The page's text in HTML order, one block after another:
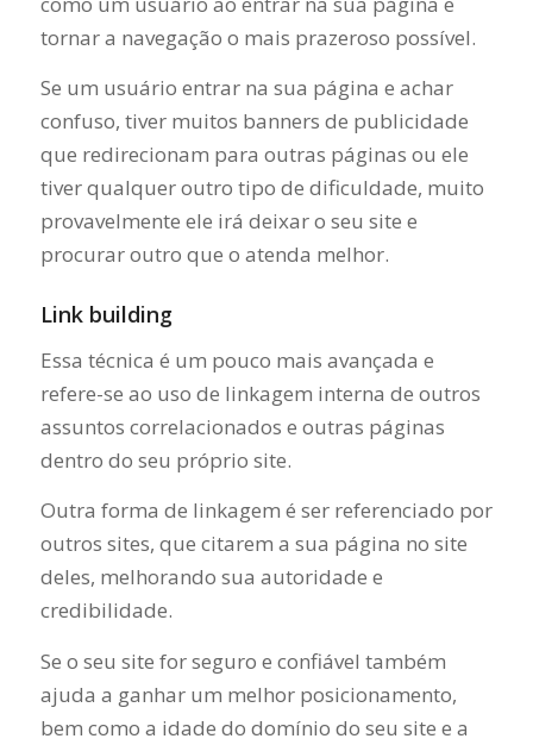
tornar a navegação o mais prazeroso possível.
Se um usuário entrar na sua página e achar
confuso, tiver muitos banners de publicidade
que redirecionam para outras páginas ou ele
tiver qualquer outro tipo de dificuldade, muito
provavelmente ele irá deixar o seu site e
procurar outro que o atenda melhor.
Link building
Essa técnica é um pouco mais avançada e
refere-se ao uso de linkagem interna de outros
assuntos correlacionados e outras páginas
dentro do seu próprio site.
Outra forma de linkagem é ser referenciado por
outros sites, que citarem a sua página no site
deles, melhorando sua autoridade e
credibilidade.
Se o seu site for seguro e confiável também
ajuda a ganhar um melhor posicionamento,
bem como a idade do domínio do seu site e a